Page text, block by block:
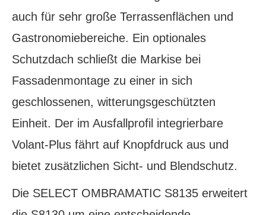
auch für sehr große Terrassenflächen und
Gastronomiebereiche. Ein optionales
Schutzdach schließt die Markise bei
Fassadenmontage zu einer in sich
geschlossenen, witterungsgeschützten
Einheit. Der im Ausfallprofil integrierbare
Volant-Plus fährt auf Knopfdruck aus und
bietet zusätzlichen Sicht- und Blendschutz.
Die SELECT OMBRAMATIC S8135 erweitert